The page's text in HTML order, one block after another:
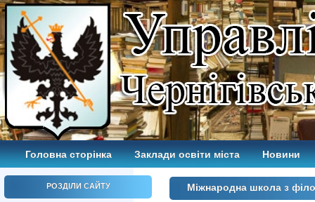
Головна сторінка Заклади освіти міста Новини
РОЗДІЛИ САЙТУ Міжнародна школа з